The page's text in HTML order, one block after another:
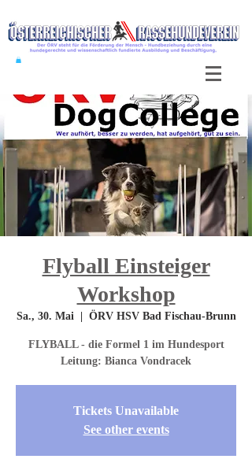
Flyball Einsteiger
Workshop
Sa., 30. Mai
  |
ÖRV HSV Bad Fischau-Brunn
FLYBALL - die Formel 1 im Hundesport
Leitung: Bianca Vondracek
Tickets Unavailable
See other events